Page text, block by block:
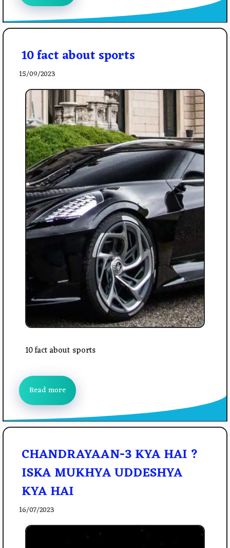
10 fact about sports
15/09/2023
10 fact about sports
Read more
CHANDRAYAAN-3 KYA HAI ?
ISKA MUKHYA UDDESHYA
KYA HAI
16/07/2023